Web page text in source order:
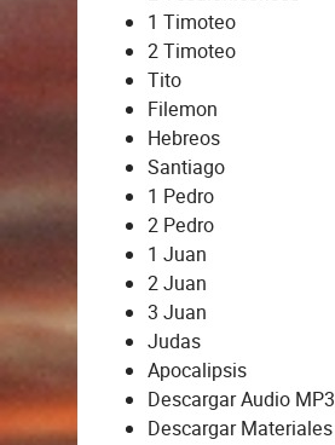
1 Timoteo
2 Timoteo
Tito
Filemon
Hebreos
Santiago
1 Pedro
2 Pedro
1 Juan
2 Juan
3 Juan
Judas
Apocalipsis
Descargar Audio MP3
Descargar Materiales